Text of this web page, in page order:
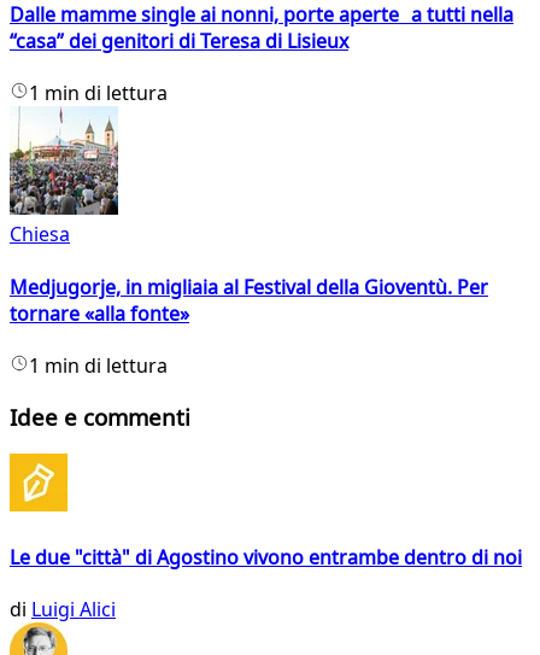
Dalle mamme single ai nonni, porte aperte a tutti nella
“casa” dei genitori di Teresa di Lisieux
1 min di lettura
Chiesa
Medjugorje, in migliaia al Festival della Gioventù. Per
tornare «alla fonte»
1 min di lettura
Idee e commenti
Le due "città" di Agostino vivono entrambe dentro di noi
di Luigi Alici